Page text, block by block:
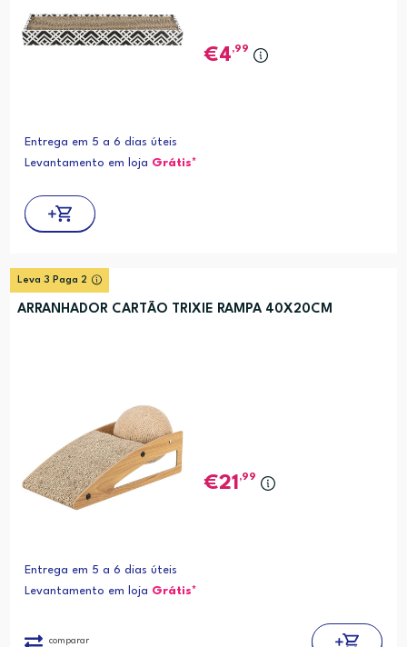
4,99
Entrega em 5 a 6 dias úteis
Levantamento em loja Grátis*
Leva 3 Paga 2
ARRANHADOR CARTÃO TRIXIE RAMPA 40X20CM
21 ,99
Entrega em 5 a 6 dias úteis
Levantamento em loja Grátis*
comparar